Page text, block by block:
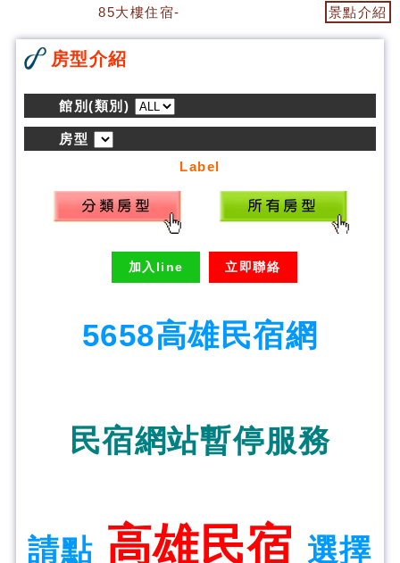
85大樓住宿-85大樓民宿 景點介紹
房型介紹
館別(類別)
房型
Label
加入line 立即聯絡
5658高雄民宿網
民宿網站暫停服務
請點 高雄民宿 選擇